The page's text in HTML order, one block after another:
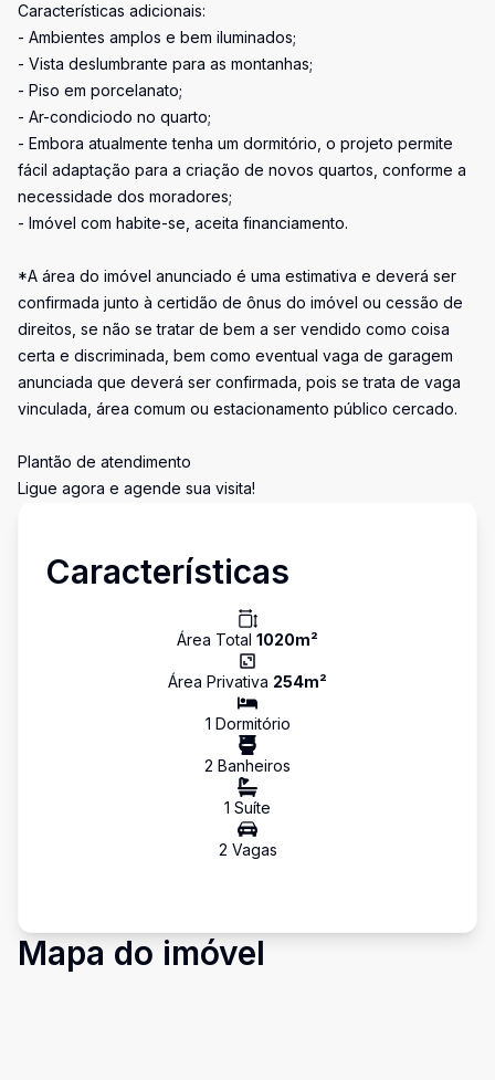
Características adicionais:
- Ambientes amplos e bem iluminados;
- Vista deslumbrante para as montanhas;
- Piso em porcelanato;
- Ar-condiciodo no quarto;
- Embora atualmente tenha um dormitório, o projeto permite
fácil adaptação para a criação de novos quartos, conforme a
necessidade dos moradores;
- Imóvel com habite-se, aceita financiamento.
*A área do imóvel anunciado é uma estimativa e deverá ser
confirmada junto à certidão de ônus do imóvel ou cessão de
direitos, se não se tratar de bem a ser vendido como coisa
certa e discriminada, bem como eventual vaga de garagem
anunciada que deverá ser confirmada, pois se trata de vaga
vinculada, área comum ou estacionamento público cercado.
Plantão de atendimento
Ligue agora e agende sua visita!
Características
Área Total 1020m²
Área Privativa 254m²
1 Dormitório
2 Banheiros
1 Suíte
2 Vagas
Mapa do imóvel